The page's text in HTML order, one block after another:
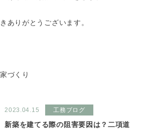
ありがとうございます。
づくり
2023.04.15 工務ブログ
新築を建てる際の阻害要因は？二項道